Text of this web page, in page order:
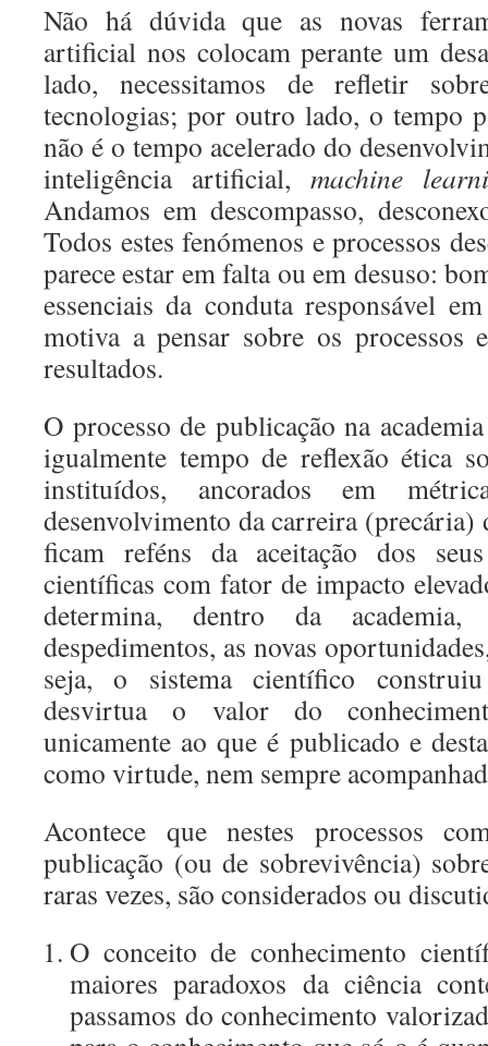
Não há dúvida que as novas
artificial nos colocam perante um
lado, necessitamos de refletir
tecnologias; por outro lado, o tempo
não é o tempo acelerado do
inteligência artificial, machine
Andamos em descompasso,
Todos estes fenómenos e processos
parece estar em falta ou em desuso:
essenciais da conduta responsável
motiva a pensar sobre os processos
resultados.
O processo de publicação na
igualmente tempo de reflexão ética
instituídos, ancorados em
desenvolvimento da carreira (precária)
ficam reféns da aceitação dos
científicas com fator de impacto
determina, dentro da academia,
despedimentos, as novas
seja, o sistema científico
desvirtua o valor do
unicamente ao que é publicado e
como virtude, nem sempre
Acontece que nestes processos
publicação (ou de sobrevivência)
raras vezes, são considerados ou
O conceito de conhecimento
maiores paradoxos da ciência
passamos do conhecimento